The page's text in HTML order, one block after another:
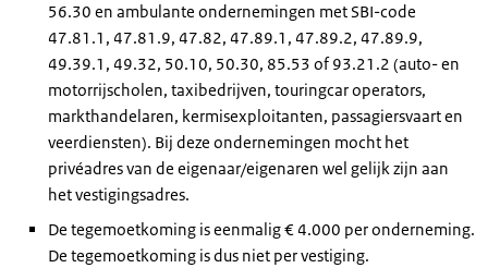
56.30 en ambulante ondernemingen met SBI-code
47.81.1, 47.81.9, 47.82, 47.89.1, 47.89.2, 47.89.9,
49.39.1, 49.32, 50.10, 50.30, 85.53 of 93.21.2 (auto- en
motorrijscholen, taxibedrijven, touringcar operators,
markthandelaren, kermisexploitanten, passagiersvaart en
veerdiensten). Bij deze ondernemingen mocht het
privéadres van de eigenaar/eigenaren wel gelijk zijn aan
het vestigingsadres.
De tegemoetkoming is eenmalig € 4.000 per onderneming.
De tegemoetkoming is dus niet per vestiging.